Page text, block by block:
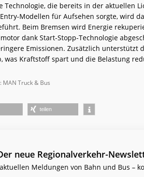
Technologie, die bereits in der aktuellen
Modellen für Aufsehen sorgte, wird
Beim Bremsen wird Energie
dank Start-Stopp-Technologie
Emissionen. Zusätzlich unterstützt
was Kraftstoff spart und die Belastung
MAN Truck & Bus
teilen
neue Regionalverkehr-
Meldungen von Bahn und Bus –